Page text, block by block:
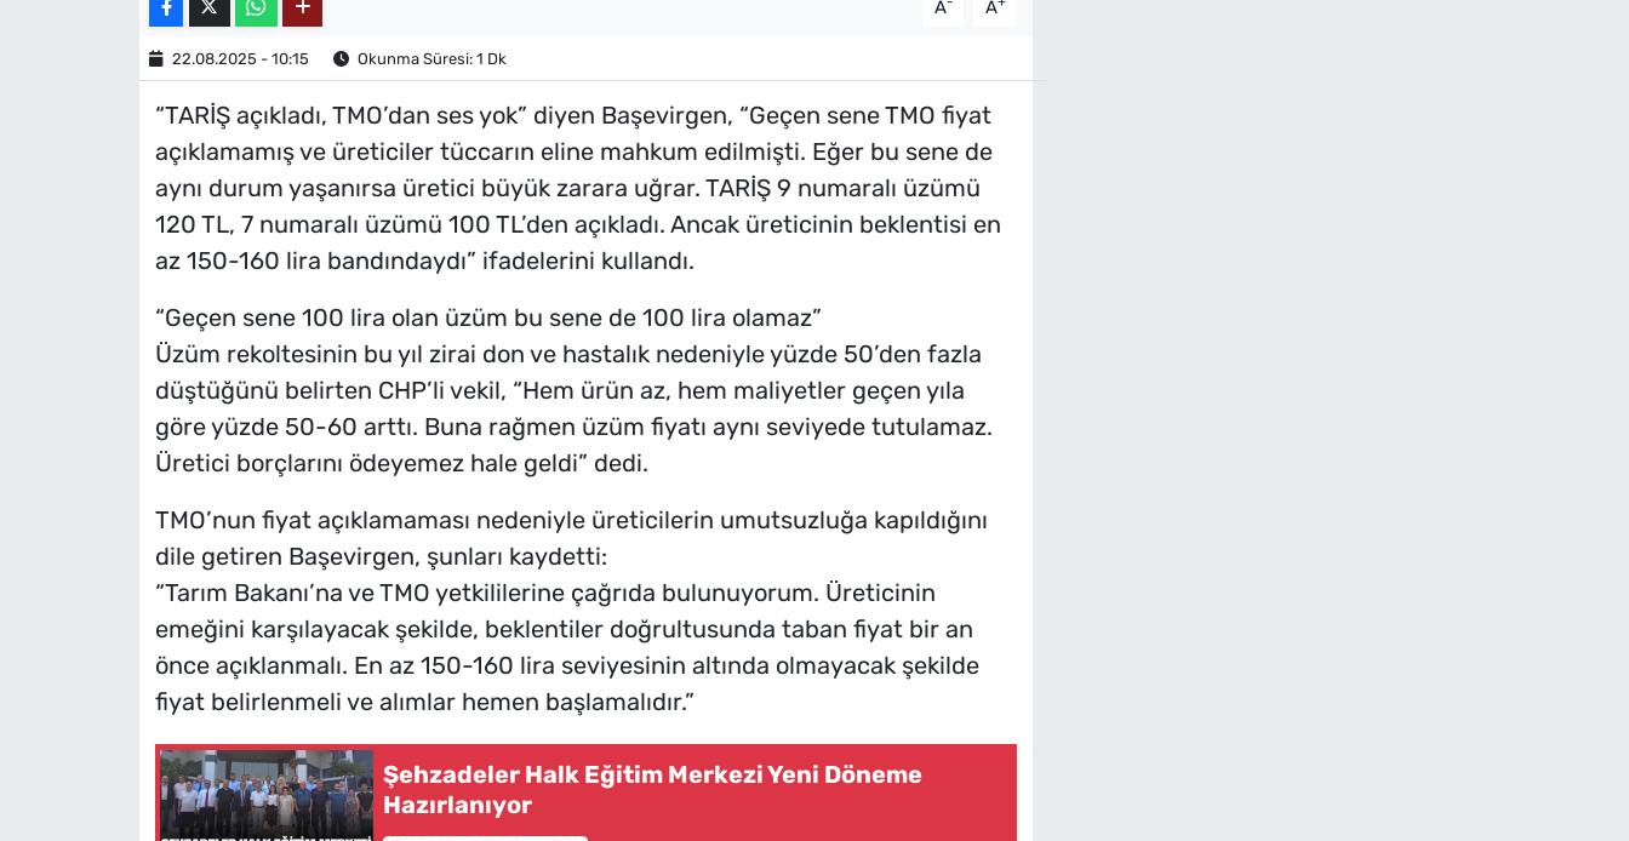
A A
22.08.2025 - 10:15 Okunma Süresi: 1 Dk
“TARİŞ açıkladı, TMO’dan ses yok” diyen Başevirgen, “Geçen sene TMO fiyat
açıklamamış ve üreticiler tüccarın eline mahkum edilmişti. Eğer bu sene de
aynı durum yaşanırsa üretici büyük zarara uğrar. TARİŞ 9 numaralı üzümü
120 TL, 7 numaralı üzümü 100 TL’den açıkladı. Ancak üreticinin beklentisi en
az 150-160 lira bandındaydı” ifadelerini kullandı.
“Geçen sene 100 lira olan üzüm bu sene de 100 lira olamaz”
Üzüm rekoltesinin bu yıl zirai don ve hastalık nedeniyle yüzde 50’den fazla
düştüğünü belirten CHP’li vekil, “Hem ürün az, hem maliyetler geçen yıla
göre yüzde 50-60 arttı. Buna rağmen üzüm fiyatı aynı seviyede tutulamaz.
Üretici borçlarını ödeyemez hale geldi” dedi.
TMO’nun fiyat açıklamaması nedeniyle üreticilerin umutsuzluğa kapıldığını
dile getiren Başevirgen, şunları kaydetti:
“Tarım Bakanı’na ve TMO yetkililerine çağrıda bulunuyorum. Üreticinin
emeğini karşılayacak şekilde, beklentiler doğrultusunda taban fiyat bir an
önce açıklanmalı. En az 150-160 lira seviyesinin altında olmayacak şekilde
fiyat belirlenmeli ve alımlar hemen başlamalıdır.”
Şehzadeler Halk Eğitim Merkezi Yeni Döneme
Hazırlanıyor